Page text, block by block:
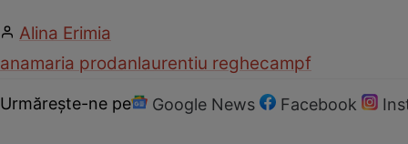
Alina Erimia
anamaria prodanlaurentiu reghecampf
Urmărește-ne pe Google News Facebook